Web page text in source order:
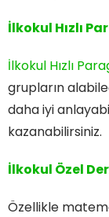
İlkokul Hızlı
İlkokul Hızlı
grupların
daha iyi
kazanabilirsiniz.
İlkokul Özel
Özellikle